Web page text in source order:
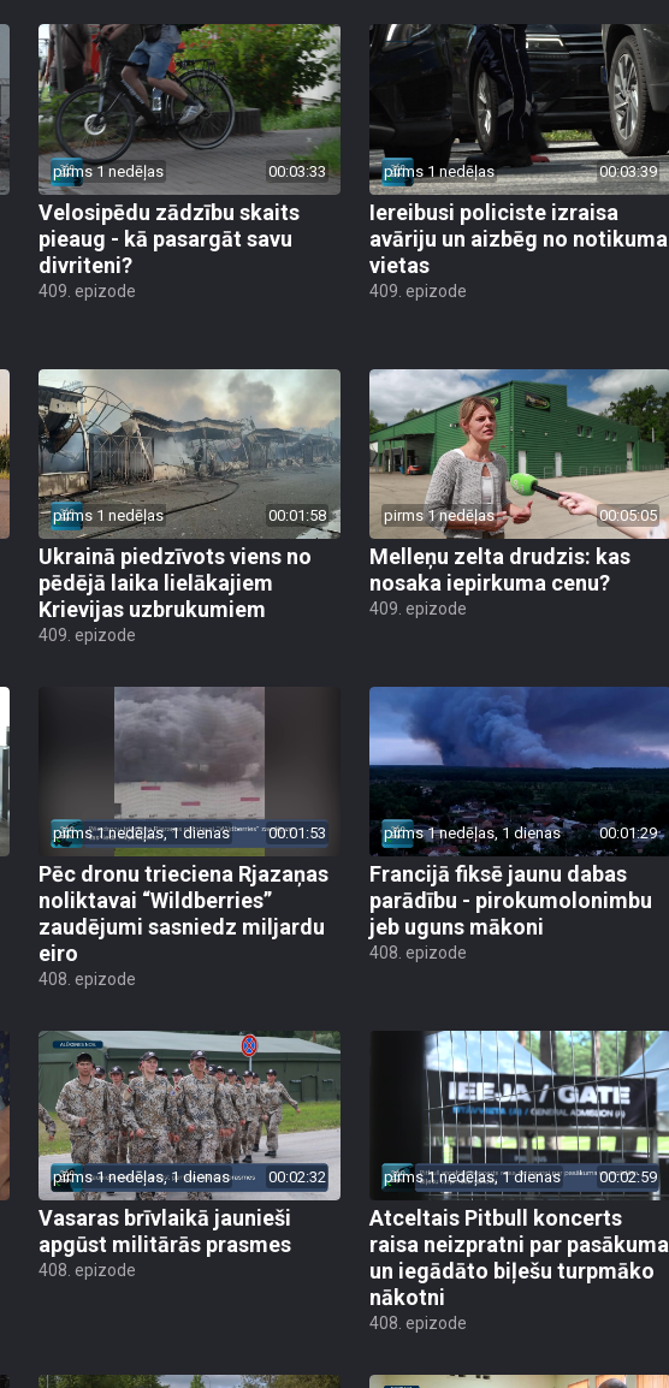
pirms 1 nedēļas 00:03:33
Velosipēdu zādzību skaits
pieaug - kā pasargāt savu
divriteni?
409. epizode
pirms 1 nedēļas 00:03:39
Iereibusi policiste izraisa
avāriju un aizbēg no notikuma
vietas
409. epizode
pirms 1 nedēļas 00:01:58
Ukrainā piedzīvots viens no
pēdējā laika lielākajiem
Krievijas uzbrukumiem
409. epizode
pirms 1 nedēļas 00:05:05
Melleņu zelta drudzis: kas
nosaka iepirkuma cenu?
409. epizode
pirms 1 nedēļas, 1 dienas 00:01:53
Pēc dronu trieciena Rjazaņas
noliktavai “Wildberries”
zaudējumi sasniedz miljardu
eiro
408. epizode
pirms 1 nedēļas, 1 dienas 00:01:29
Francijā fiksē jaunu dabas
parādību - pirokumolonimbu
jeb uguns mākoni
408. epizode
pirms 1 nedēļas, 1 dienas 00:02:32
Vasaras brīvlaikā jaunieši
apgūst militārās prasmes
408. epizode
pirms 1 nedēļas, 1 dienas 00:02:59
Atceltais Pitbull koncerts
raisa neizpratni par pasākuma
un iegādāto biļešu turpmāko
nākotni
408. epizode